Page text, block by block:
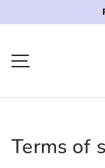
Terms of